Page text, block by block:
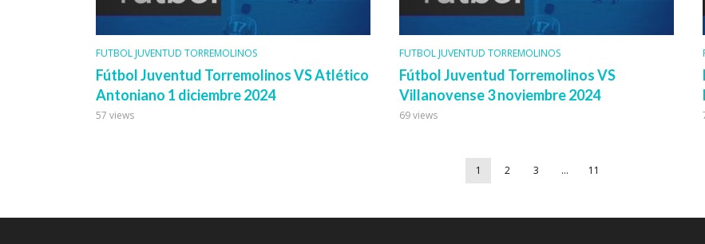
FUTBOL JUVENTUD TORREMOLINOS
Fútbol Juventud Torremolinos VS Atlético
Antoniano 1 diciembre 2024
57 views
FUTBOL JUVENTUD TORREMOLINOS
Fútbol Juventud Torremolinos VS
Villanovense 3 noviembre 2024
69 views
1 2 3 … 11